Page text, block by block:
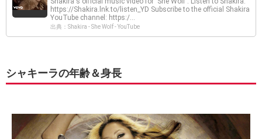
https://Shakira.lnk.to/listen_YD Subscribe to the official Shakira
YouTube channel: https:/...
出典：Shakira - She Wolf - YouTube
シャキーラの年齢＆身長